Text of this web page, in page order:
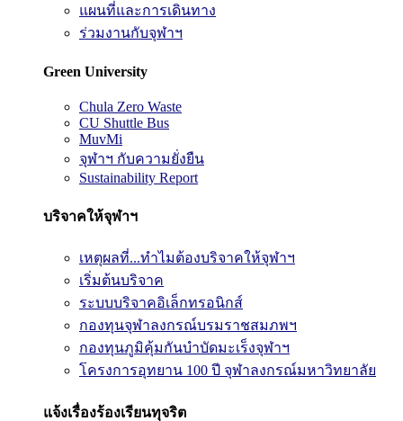
แผนที่และการเดินทาง
ร่วมงานกับจุฬาฯ
Green University
Chula Zero Waste
CU Shuttle Bus
MuvMi
จุฬาฯ กับความยั่งยืน
Sustainability Report
บริจาคให้จุฬาฯ
เหตุผลที่...ทำไมต้องบริจาคให้จุฬาฯ
เริ่มต้นบริจาค
ระบบบริจาคอิเล็กทรอนิกส์
กองทุนจุฬาลงกรณ์บรมราชสมภพฯ
กองทุนภูมิคุ้มกันบำบัดมะเร็งจุฬาฯ
โครงการอุทยาน 100 ปี จุฬาลงกรณ์มหาวิทยาลัย
แจ้งเรื่องร้องเรียนทุจริต